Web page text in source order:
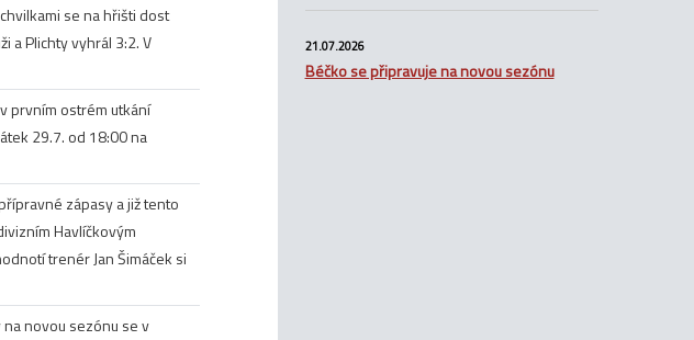
se na hřišti dost
a Plichty vyhrál 3:2. V
prvním ostrém utkání
29.7. od 18:00 na
zápasy a již tento
Havlíčkovým
trenér Jan Šimáček si
novou sezónu se v
21.07.2026
Béčko se připravuje na novou sezónu